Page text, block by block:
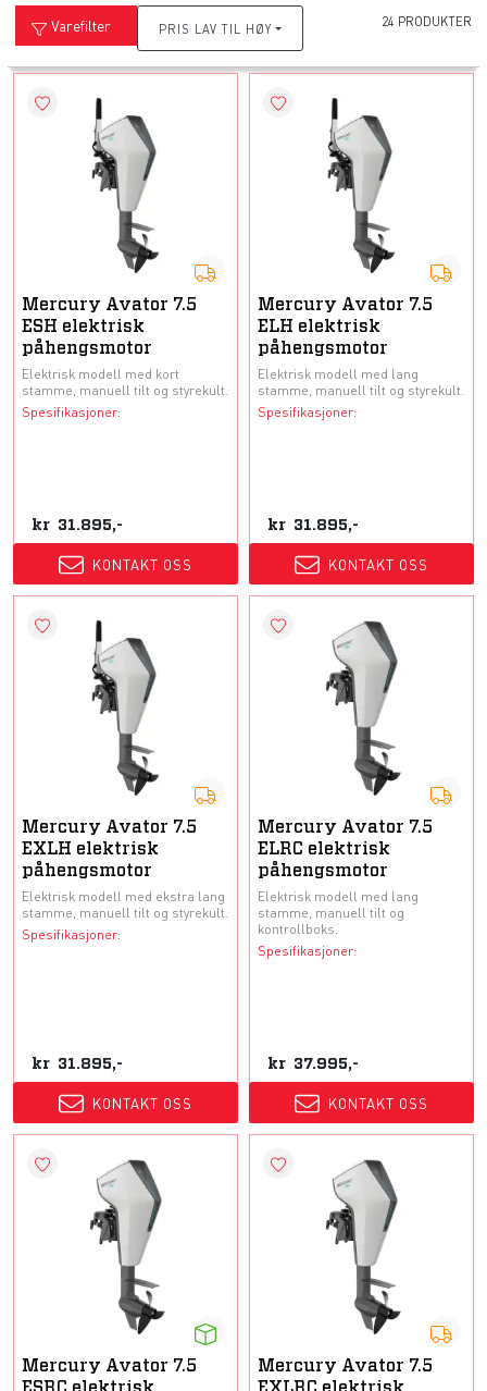
Varefilter PRIS LAV TIL HØY 24 PRODUKTER
Mercury Avator 7.5
ESH elektrisk
påhengsmotor
Elektrisk modell med kort
stamme, manuell tilt og styrekult.
Spesifikasjoner:
kr 31.895,-
KONTAKT OSS
Mercury Avator 7.5
ELH elektrisk
påhengsmotor
Elektrisk modell med lang
stamme, manuell tilt og styrekult.
Spesifikasjoner:
kr 31.895,-
KONTAKT OSS
Mercury Avator 7.5
EXLH elektrisk
påhengsmotor
Elektrisk modell med ekstra lang
stamme, manuell tilt og styrekult.
Spesifikasjoner:
kr 31.895,-
KONTAKT OSS
Mercury Avator 7.5
ELRC elektrisk
påhengsmotor
Elektrisk modell med lang
stamme, manuell tilt og
kontrollboks.
Spesifikasjoner:
kr 37.995,-
KONTAKT OSS
Mercury Avator 7.5
Mercury Avator 7.5